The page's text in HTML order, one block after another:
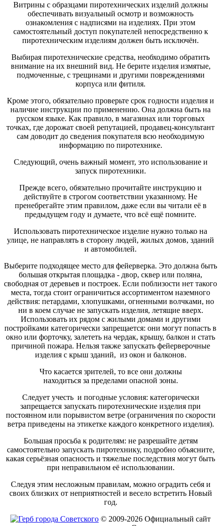
Витрины с образцами пиротехнических изделий должны
обеспечивать визуальный осмотр и возможность
ознакомления с надписями на изделиях. При этом
самостоятельный доступ покупателей непосредственно к
пиротехническим изделиям должен быть исключён.
Выбирая пиротехнические средства, необходимо обратить
внимание на их внешний вид. Не берите изделия измятые,
подмоченные, с трещинами и другими повреждениями
корпуса или фитиля.
Кроме этого, обязательно проверьте срок годности изделия и
наличие инструкции по применению. Она должна быть на
русском языке. Как правило, в магазинах или торговых
точках, где дорожат своей репутацией, продавец-консультант
сам доводит до сведения покупателя всю необходимую
информацию по пиротехнике.
Следующий, очень важный момент, это использование и
запуск пиротехники.
Прежде всего, обязательно прочитайте инструкцию и
действуйте в строгом соответствии указанному. Не
пренебрегайте этим правилом, даже если вы читали её в
предыдущем году и думаете, что всё ещё помните.
Использовать пиротехническое изделие нужно только на
улице, не направлять в сторону людей, жилых домов, зданий
и автомобилей.
Выберите подходящее место для фейерверка. Это должна быть
большая открытая площадка - двор, сквер или поляна,
свободная от деревьев и построек. Если поблизости нет такого
места, тогда стоит ограничиться ассортиментом наземного
действия: петардами, хлопушками, огненными волчками, но
ни в коем случае не запускать изделия, летящие вверх.
Использовать их рядом с жилыми домами и другими
постройками категорически запрещается: они могут попасть в
окно или форточку, залететь на чердак, крышу, балкон и стать
причиной пожара. Нельзя также запускать фейерверочные
изделия с крыш зданий, из окон и балконов.
Что касается зрителей, то все они должны
находиться за пределами опасной зоны.
Следует учесть и погодные условия: категорически
запрещается запускать пиротехнические изделия при
постоянном или порывистом ветре (ограничения по скорости
ветра приведены на этикетке каждого конкретного изделия).
Большая просьба к родителям: не разрешайте детям
самостоятельно запускать пиротехнику, подробно объясните,
какая серьёзная опасность и тяжелые последствия могут быть
при неправильном её использовании.
Следуя этим несложным правилам, можно оградить себя и
своих близких от неприятностей и весело встретить Новый
год.
© 2009-2026 Официальный сайт